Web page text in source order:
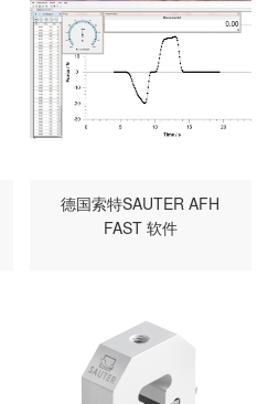
德国索特SAUTER AFH
FAST 软件